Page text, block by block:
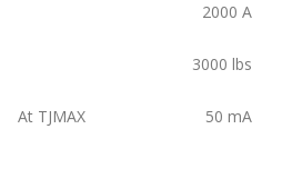
2000 A
3000 lbs
At TJMAX 50 mA